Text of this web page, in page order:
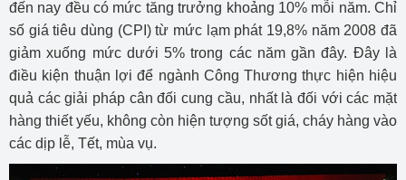
đến nay đều có mức tăng trưởng khoảng 10% mỗi năm. Chỉ
số giá tiêu dùng (CPI) từ mức lạm phát 19,8% năm 2008 đã
giảm xuống mức dưới 5% trong các năm gần đây. Đây là
điều kiện thuận lợi để ngành Công Thương thực hiện hiệu
quả các giải pháp cân đối cung cầu, nhất là đối với các mặt
hàng thiết yếu, không còn hiện tượng sốt giá, cháy hàng vào
các dịp lễ, Tết, mùa vụ.